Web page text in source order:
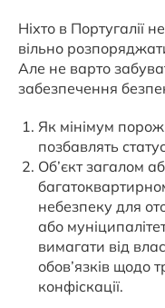
Ніхто в Португалії
вільно
Але не варто
забезпечення
Як мінімум
позбавлять
Об’єкт загалом
небезпеку для
або
вимагати від
обов’язків щодо
конфіскації.